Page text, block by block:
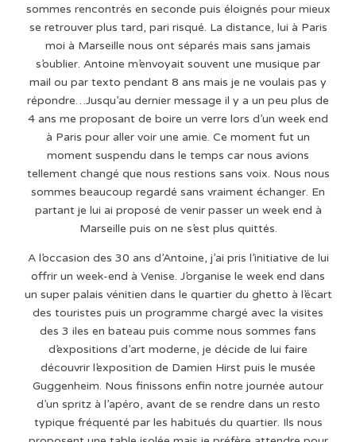
sommes rencontrés en seconde puis éloignés pour mieux
se retrouver plus tard, pari risqué. La distance, lui à Paris
moi à Marseille nous ont séparés mais sans jamais
s’oublier. Antoine m’envoyait souvent une musique par
mail ou par texto pendant 8 ans mais je ne voulais pas y
répondre…Jusqu’au dernier message il y a un peu plus de
4 ans me proposant de boire un verre lors d’un week end
à Paris pour aller voir une amie. Ce moment fut un
moment suspendu dans le temps car nous avions
tellement changé que nous restions sans voix. Nous nous
sommes beaucoup regardé sans vraiment échanger. En
partant je lui ai proposé de venir passer un week end à
Marseille puis on ne s’est plus quittés.
A l’occasion des 30 ans d’Antoine, j’ai pris l’initiative de lui
offrir un week-end à Venise. J’organise le week end dans
un super palais vénitien dans le quartier du ghetto à l’écart
des touristes puis un programme chargé avec la visites
des 3 iles en bateau puis comme nous sommes fans
d’expositions d’art moderne, je décide de lui faire
découvrir l’exposition de Damien Hirst puis le musée
Guggenheim. Nous finissons enfin notre journée autour
d’un spritz à l’apéro, avant de se rendre dans un resto
typique fréquenté par les habitués du quartier. Ils nous